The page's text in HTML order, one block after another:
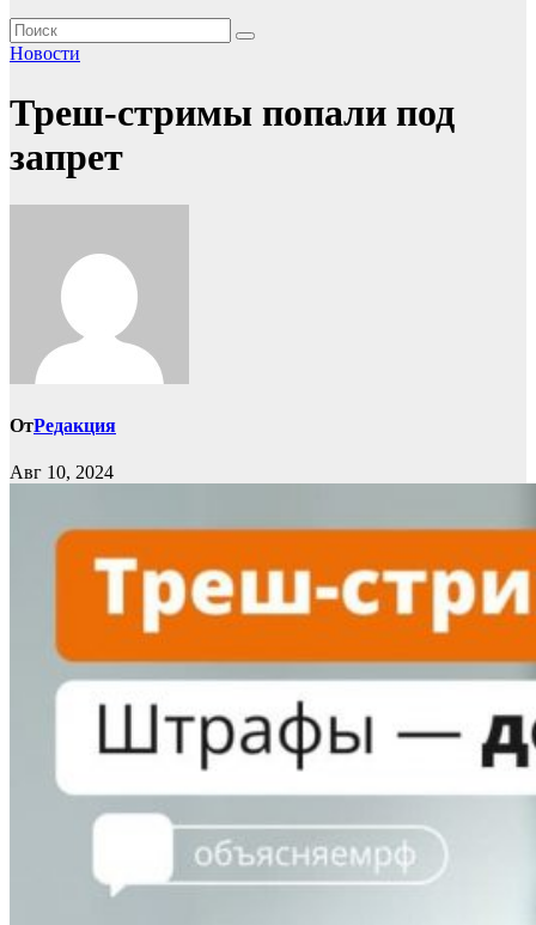
Новости
Треш-стримы попали под
запрет
ОтРедакция
Авг 10, 2024